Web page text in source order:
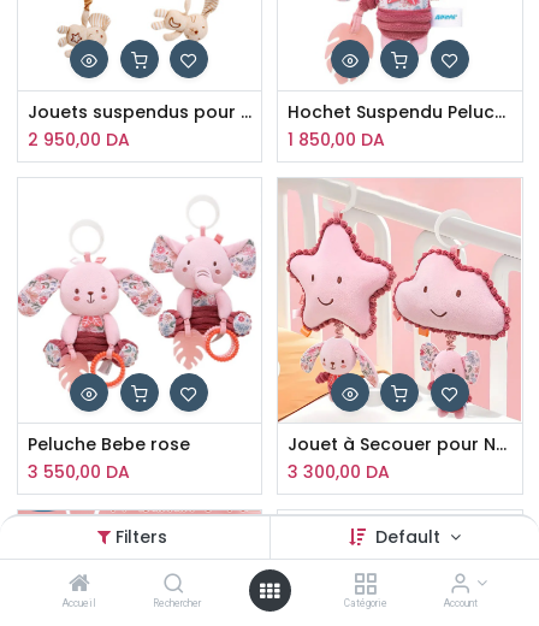
Filters Default
Accueil Rechercher Catégorie Account
Jouets suspendus pour bébé
2 950,00 DA
Hochet Suspendu Peluche Rose
1 850,00 DA
Peluche Bebe rose
3 550,00 DA
Jouet à Secouer pour Nouveau-né en Forme d'Animal 3D.
3 300,00 DA